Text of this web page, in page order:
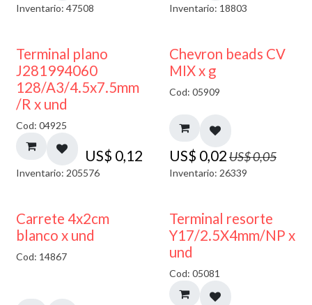
Inventario: 47508 Inventario: 18803
Terminal plano
J281994060
128/A3/4.5x7.5mm
/R x und
Cod: 04925
US$ 0,12
Inventario: 205576
50% DESCUENTO
Chevron beads CV
MIX x g
Cod: 05909
US$ 0,02US$0,05
Inventario: 26339
Carrete 4x2cm
blanco x und
Cod: 14867 50% DESCUENTO
Terminal resorte
Y17/2.5X4mm/NP x
und
Cod: 05081